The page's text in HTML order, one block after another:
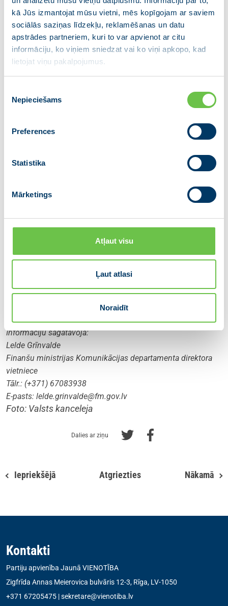
kā Jūs izmantojat mūsu vietni, mēs kopīgojam ar saviem
sociālās saziņas līdzekļu, reklamēšanas un datu
apstrādes partneriem, kuri to var apvienot ar citu
informāciju, ko viņiem sniedzat vai ko viņi apkopo, kad
lietojat viņu pakalpojumus.
izvēle
Nepieciešams
Preferences
Statistika
Mārketings
Atļaut visu
Ļaut atlasi
Noraidīt
Informāciju sagatavoja:
Lelde Grīnvalde
Finanšu ministrijas Komunikācijas departamenta direktora
vietniece
Tālr.: (+371) 67083938
E-pasts: lelde.grinvalde@fm.gov.lv
Foto: Valsts kanceleja
Dalies ar ziņu
Iepriekšējā Atgriezties Nākamā
Kontakti
Partiju apvienība Jaunā VIENOTĪBA
Zigfrīda Annas Meierovica bulvāris 12-3, Rīga, LV-1050
+371 67205475 |sekretare@vienotiba.lv